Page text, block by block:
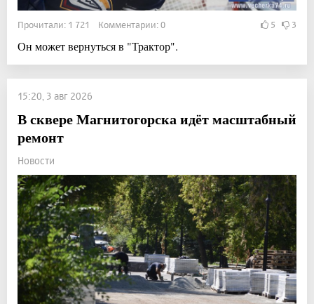
Прочитали: 1 721 Комментарии: 0 5 3
Он может вернуться в "Трактор".
15:20, 3 авг 2026
В сквере Магнитогорска идёт масштабный
ремонт
Новости